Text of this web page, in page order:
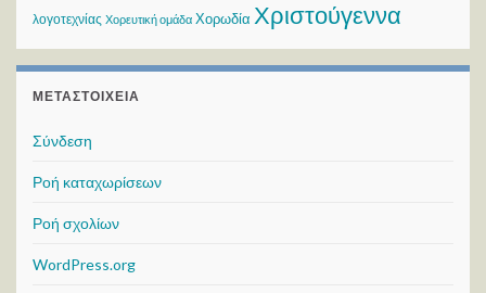
λογοτεχνίας Χορευτική ομάδα Χορωδία Χριστούγεννα
ΜΕΤΑΣΤΟΙΧΕΊΑ
Σύνδεση
Ροή καταχωρίσεων
Ροή σχολίων
WordPress.org